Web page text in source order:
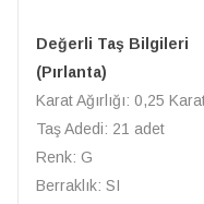
Değerli Taş Bilgileri
(Pırlanta)
Karat Ağırlığı: 0,25
Taş Adedi: 21 adet
Renk: G
Berraklık: SI